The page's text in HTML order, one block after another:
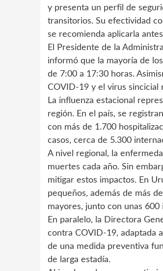
y presenta un perfil de
transitorios. Su efectividad
se recomienda aplicarla
El Presidente de la
informó que la mayoría de
de 7:00 a 17:30 horas.
COVID-19 y el virus sincicial
La influenza estacional
región. En el país, se
con más de 1.700
casos, cerca de 5.300
A nivel regional, la
muertes cada año. Sin
mitigar estos impactos. En
pequeños, además de más
mayores, junto con unas 600
En paralelo, la Directora
contra COVID-19, adaptada
de una medida preventiva
de larga estadía.